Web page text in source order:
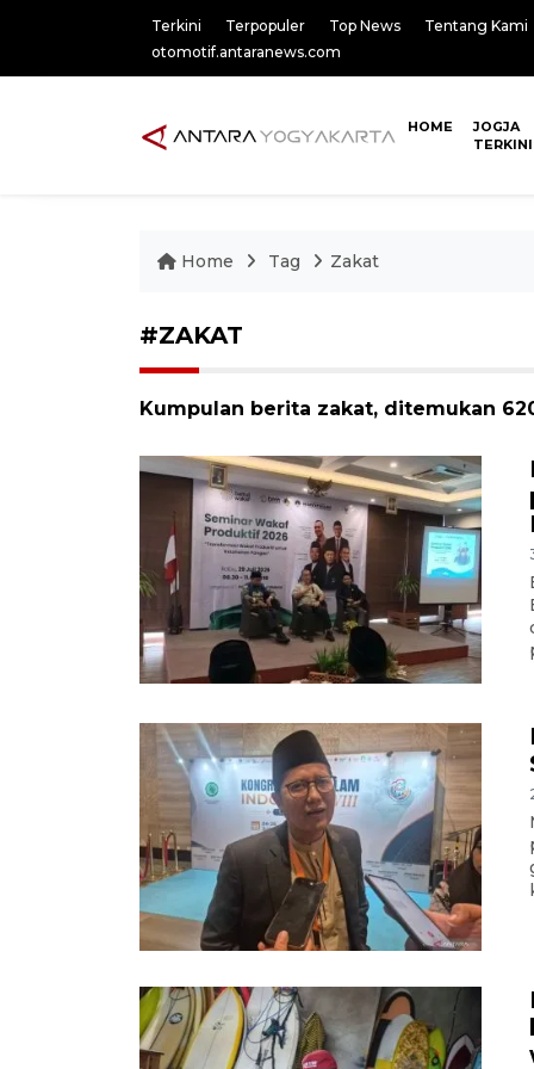
Terkini Terpopuler Top News
Tentang Kami
otomotif.antaranews.com
HOME
JOGJA
TERKINI
Home Tag Zakat
#ZAKAT
Kumpulan berita zakat, ditemukan